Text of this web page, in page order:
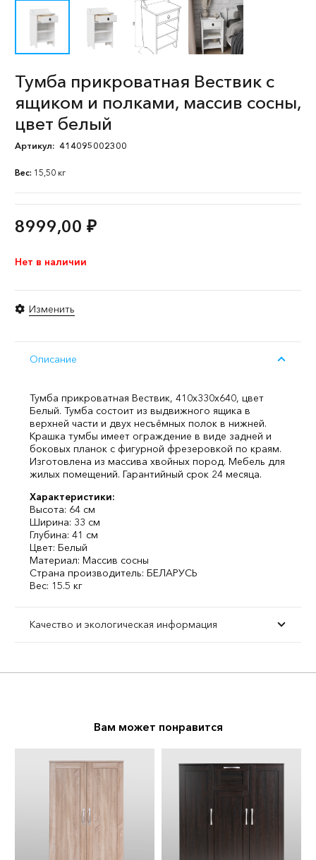
Тумба прикроватная Вествик с
ящиком и полками, массив сосны,
цвет белый
Артикул: 414095002300
Вес: 15,50 кг
8999,00 ₽
Нет в наличии
Изменить
Описание
Тумба прикроватная Вествик, 410х330х640, цвет
Белый. Тумба состоит из выдвижного ящика в
верхней части и двух несъёмных полок в нижней.
Крашка тумбы имеет ограждение в виде задней и
боковых планок с фигурной фрезеровкой по краям.
Изготовлена из массива хвойных пород. Мебель для
жилых помещений. Гарантийный срок 24 месяца.
Характеристики:
Высота: 64 см
Ширина: 33 см
Глубина: 41 см
Цвет: Белый
Материал: Массив сосны
Страна производитель: БЕЛАРУСЬ
Вес: 15.5 кг
Качество и экологическая информация
Вам может понравится